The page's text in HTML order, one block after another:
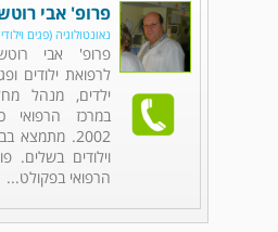
פרופ' אבי
נאונטולוגיה (פגים
פרופ' אבי
לרפואת ילודים
ילדים, מנהל
במרכז הרפואי
2002. מתמצא
וילודים בשלים.
הרפואי בפקולט...